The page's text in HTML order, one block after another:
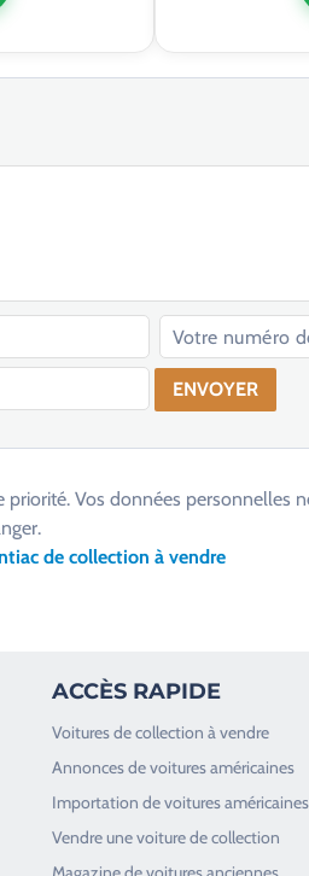
Vos données personnelles
de collection à vendre
ACCÈS RAPIDE
Voitures de collection à vendre
Annonces de voitures américaines
Importation de voitures américaines
Vendre une voiture de collection